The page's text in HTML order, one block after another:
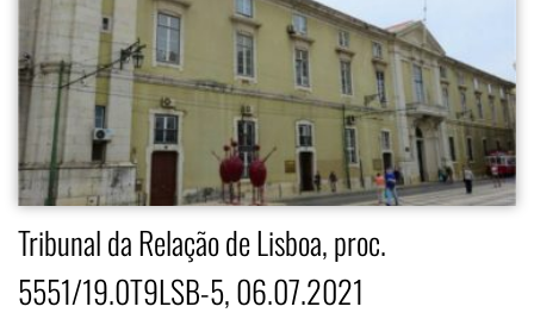
Tribunal da Relação de Lisboa, proc.
5551/19.0T9LSB-5, 06.07.2021